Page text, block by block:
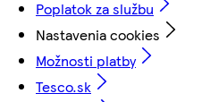
Poplatok za službu
Nastavenia cookies
Možnosti platby
Tesco.sk